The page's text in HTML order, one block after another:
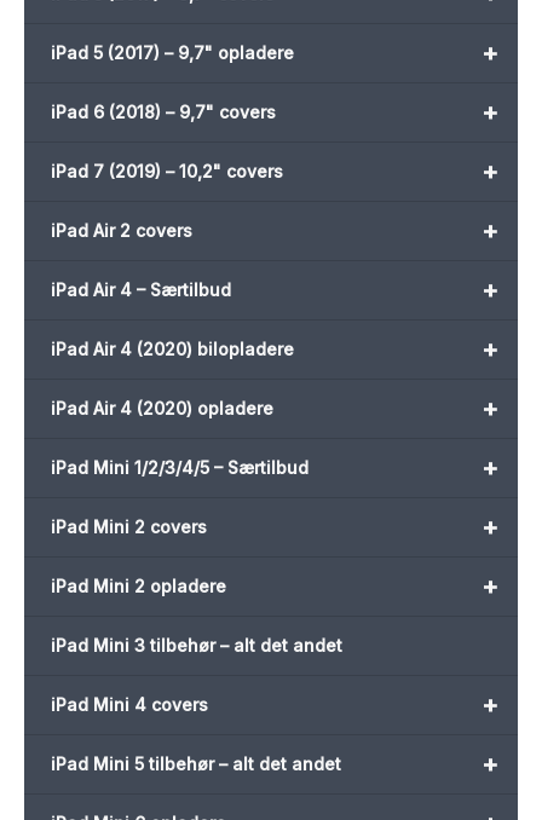
+
iPad 5 (2017) – 9,7" opladere
+
iPad 6 (2018) – 9,7" covers
+
iPad 7 (2019) – 10,2" covers
+
iPad Air 2 covers
+
iPad Air 4 – Særtilbud
+
iPad Air 4 (2020) bilopladere
+
iPad Air 4 (2020) opladere
+
iPad Mini 1/2/3/4/5 – Særtilbud
+
iPad Mini 2 covers
+
iPad Mini 2 opladere
iPad Mini 3 tilbehør – alt det andet
+
iPad Mini 4 covers
+
iPad Mini 5 tilbehør – alt det andet